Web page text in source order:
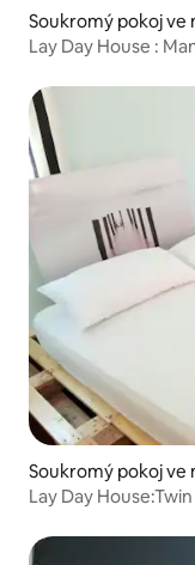
Soukromý pokoj ve
Lay Day House :
Soukromý pokoj ve
Lay Day